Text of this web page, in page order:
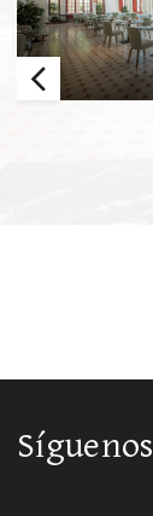
Síguenos